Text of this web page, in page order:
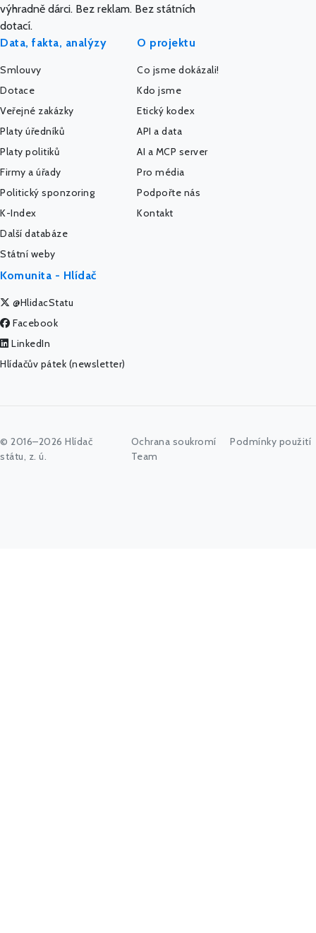
výhradně dárci. Bez reklam. Bez státních
dotací.
Data, fakta, analýzy
Smlouvy
Dotace
Veřejné zakázky
Platy úředníků
Platy politiků
Firmy a úřady
Politický sponzoring
K-Index
Další databáze
Státní weby
O projektu
Co jsme dokázali!
Kdo jsme
Etický kodex
API a data
AI a MCP server
Pro média
Podpořte nás
Kontakt
Komunita - Hlídač
@HlidacStatu
Facebook
LinkedIn
Hlídačův pátek (newsletter)
© 2016–2026 Hlídač
státu, z. ú.
Ochrana soukromí
Podmínky použití
Team